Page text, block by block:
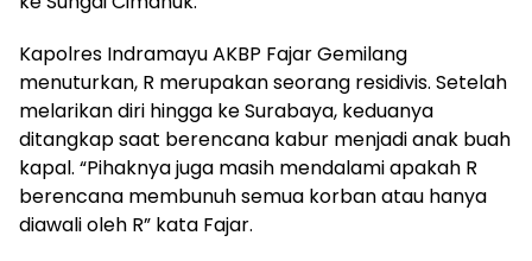
Kapolres Indramayu AKBP Fajar Gemilang
menuturkan, R merupakan seorang residivis. Setelah
melarikan diri hingga ke Surabaya, keduanya
ditangkap saat berencana kabur menjadi anak buah
kapal. “Pihaknya juga masih mendalami apakah R
berencana membunuh semua korban atau hanya
diawali oleh R” kata Fajar.